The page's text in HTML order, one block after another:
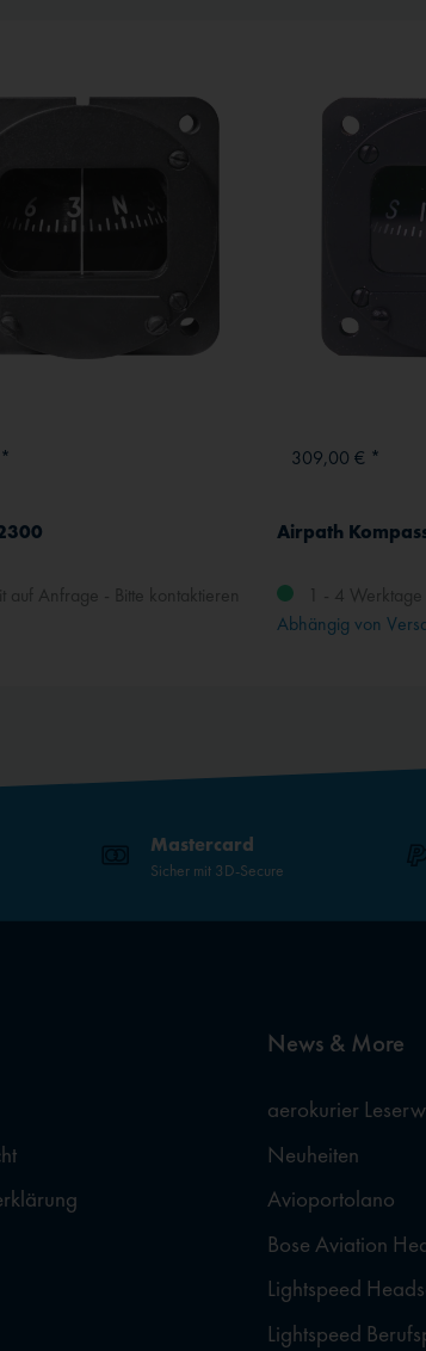
auf Anfrage - Bitte kontaktieren
309,00 € *
Airpath
1 - 4 Werktage
Abhängig von
Mastercard
Sicher mit 3D-Secure
News & More
aerokurier
Neuheiten
Avioportolano
Bose Aviation
Lightspeed
Lightspeed